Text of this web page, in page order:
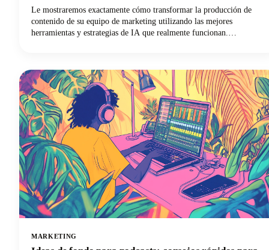
Le mostraremos exactamente cómo transformar la producción de
contenido de su equipo de marketing utilizando las mejores
herramientas y estrategias de IA que realmente funcionan.
implementación de flujos de trabajo colaborativos que mantengan la
coherencia de la marca.
MARKETING